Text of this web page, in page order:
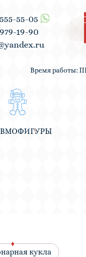
55-05
19-90
Время работы:
кукла